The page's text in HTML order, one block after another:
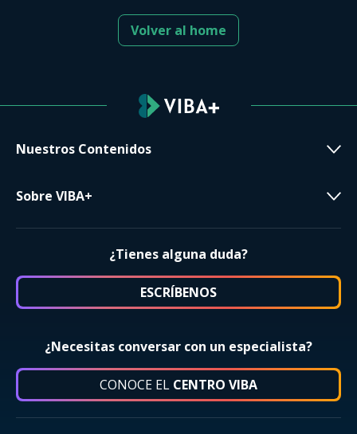
Volver al home
Nuestros Contenidos
Sobre VIBA+
¿Tienes alguna duda?
ESCRÍBENOS
¿Necesitas conversar con un especialista?
CONOCE EL CENTRO VIBA